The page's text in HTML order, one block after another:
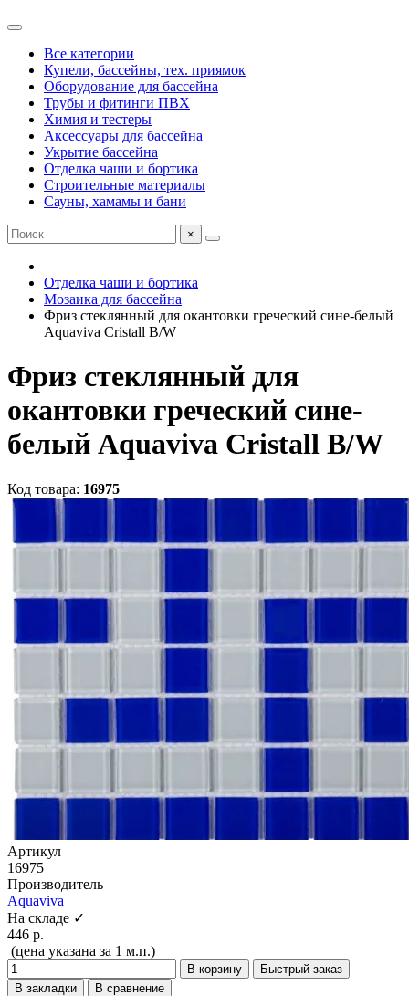
Все категории
Купели, бассейны, тех. приямок
Оборудование для бассейна
Трубы и фитинги ПВХ
Химия и тестеры
Аксессуары для бассейна
Укрытие бассейна
Отделка чаши и бортика
Строительные материалы
Сауны, хамамы и бани
×
Отделка чаши и бортика
Мозаика для бассейна
Фриз стеклянный для окантовки греческий сине-белый
Aquaviva Cristall B/W
Фриз стеклянный для
окантовки греческий сине-
белый Aquaviva Cristall B/W
Код товара: 16975
Артикул
16975
Производитель
Aquaviva
На складе ✓
446 р.
(цена указана за 1 м.п.)
В корзину
Быстрый заказ
В закладки
В сравнение